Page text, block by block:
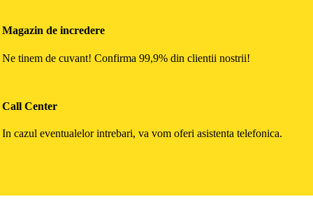
Magazin de incredere
Ne tinem de cuvant! Confirma 99,9% din clientii nostrii!
Call Center
In cazul eventualelor intrebari, va vom oferi asistenta telefonica.